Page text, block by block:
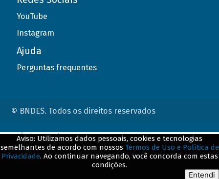
YouTube
Instagram
Ajuda
Perguntas frequentes
© BNDES. Todos os direitos reservados
Aviso: Utilizamos dados pessoais, cookies e tecnologias
semelhantes de acordo com nossos Termos de Uso e Política de
Privacidade. Ao continuar navegando, você concorda com estas
condições.
Entendi
ConteÃºdo complementar
${title}${badge}